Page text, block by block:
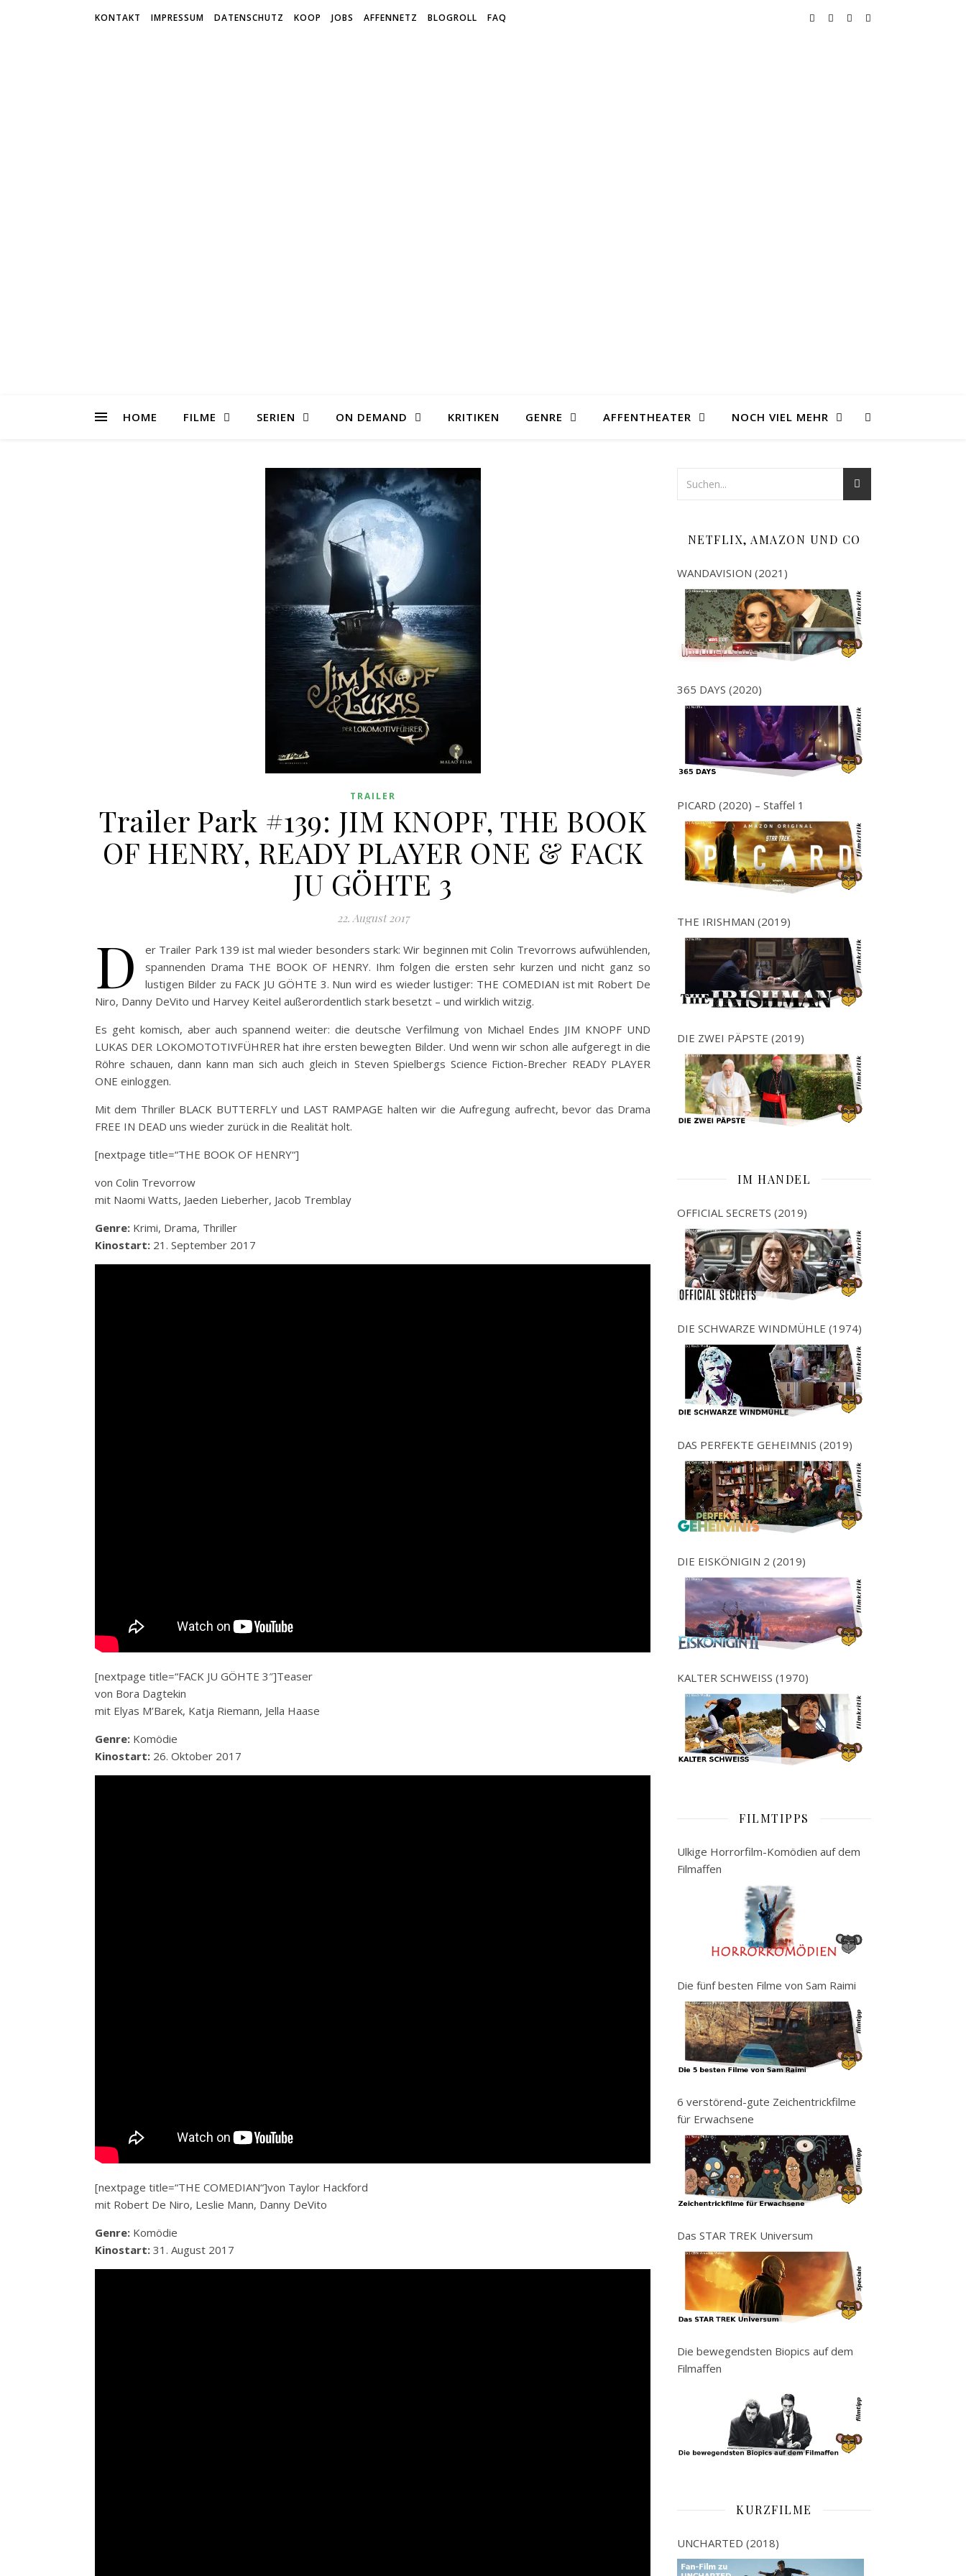
KONTAKT IMPRESSUM DATENSCHUTZ KOOP JOBS AFFENNETZ BLOGROLL FAQ
HOME FILME SERIEN ON DEMAND KRITIKEN GENRE AFFENTHEATER NOCH VIEL MEHR
TRAILER
Trailer Park #139: JIM KNOPF, THE BOOK
OF HENRY, READY PLAYER ONE & FACK
JU GÖHTE 3
22. August 2017
D
er Trailer Park 139 ist mal wieder besonders stark: Wir beginnen mit Colin Trevorrows aufwühlenden,
spannenden Drama THE BOOK OF HENRY. Ihm folgen die ersten sehr kurzen und nicht ganz so
lustigen Bilder zu FACK JU GÖHTE 3. Nun wird es wieder lustiger: THE COMEDIAN ist mit Robert De
Niro, Danny DeVito und Harvey Keitel außerordentlich stark besetzt – und wirklich witzig.
Es geht komisch, aberauch spannend weiter: die deutsche Verfilmung von Michael Endes JIM KNOPF UND
LUKAS DER LOKOMOTOTIVFÜHRER hat ihre ersten bewegten Bilder. Und wenn wir schon alle aufgeregt in die
Röhre schauen, dann kann man sich auch gleich in Steven Spielbergs Science Fiction-Brecher READY PLAYER
ONE einloggen.
Mit dem Thriller BLACK BUTTERFLY und LAST RAMPAGE halten wir die Aufregung aufrecht, bevor das Drama
FREE IN DEAD uns wieder zurück in die Realität holt.
[nextpage title=“THE BOOK OF HENRY“]
von Colin Trevorrow
mit Naomi Watts, Jaeden Lieberher, Jacob Tremblay
Genre: Krimi, Drama, Thriller
Kinostart: 21. September 2017
[nextpage title=“FACK JU GÖHTE 3″]Teaser
von Bora Dagtekin
mit Elyas M’Barek, Katja Riemann, Jella Haase
Genre: Komödie
Kinostart: 26. Oktober 2017
[nextpage title=“THE COMEDIAN“]von Taylor Hackford
mit Robert De Niro, Leslie Mann, Danny DeVito
Genre: Komödie
Kinostart: 31. August 2017
NETFLIX, AMAZON UND CO
WANDAVISION (2021)
365 DAYS (2020)
PICARD (2020) – Staffel 1
THE IRISHMAN (2019)
DIE ZWEI PÄPSTE (2019)
IM HANDEL
OFFICIAL SECRETS (2019)
DIE SCHWARZE WINDMÜHLE (1974)
DAS PERFEKTE GEHEIMNIS (2019)
DIE EISKÖNIGIN 2 (2019)
KALTER SCHWEISS (1970)
FILMTIPPS
Ulkige Horrorfilm-Komödien auf dem
Filmaffen
Die fünf besten Filme von Sam Raimi
6 verstörend-gute Zeichentrickfilme
für Erwachsene
Das STAR TREK Universum
Die bewegendsten Biopics auf dem
Filmaffen
KURZFILME
UNCHARTED (2018)